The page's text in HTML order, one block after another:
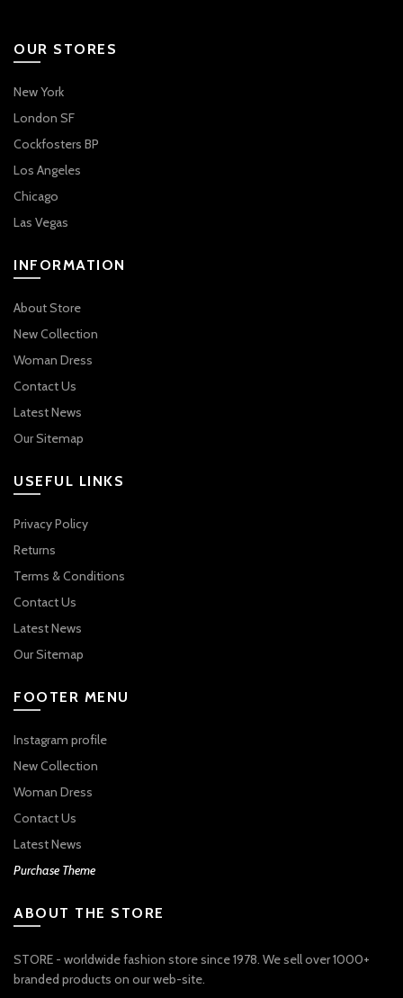
OUR STORES
New York
London SF
Cockfosters BP
Los Angeles
Chicago
Las Vegas
INFORMATION
About Store
New Collection
Woman Dress
Contact Us
Latest News
Our Sitemap
USEFUL LINKS
Privacy Policy
Returns
Terms & Conditions
Contact Us
Latest News
Our Sitemap
FOOTER MENU
Instagram profile
New Collection
Woman Dress
Contact Us
Latest News
Purchase Theme
ABOUT THE STORE
STORE - worldwide fashion store since 1978. We sell over 1000+
branded products on our web-site.